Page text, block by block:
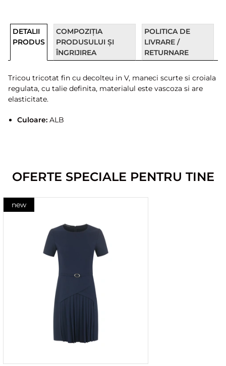
DETALII
PRODUS
COMPOZIȚIA
PRODUSULUI ȘI
ÎNGRIJIREA
POLITICA DE
LIVRARE /
RETURNARE
Tricou tricotat fin cu decolteu in V, maneci scurte si croiala
regulata, cu talie definita, materialul este vascoza si are
elasticitate.
Culoare:ALB
OFERTE SPECIALE PENTRU TINE
new